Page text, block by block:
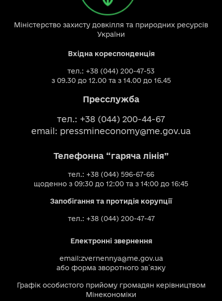
Міністерство захисту довкілля та природних ресурсів
України
Вхідна кореспонденція
тел.: +38 (044) 200-47-53
з 09.30 до 12.00 та з 14.00 до 16.45
Пресслужба
тел.: +38 (044) 200-44-67
email: pressmineconomy@me.gov.ua
Телефонна “гаряча лінія”
тел.: +38 (044) 596-67-66
щоденно з 09:30 до 12:00 та з 14:00 до 16:45
Запобігання та протидія корупції
тел.: +38 (044) 200-47-47
Електронні звернення
email:zvernennya@me.gov.ua
або форма зворотного зв`язку
Графік особистого прийому громадян керівництвом
Мінекономіки